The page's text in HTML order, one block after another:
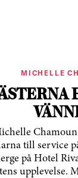
MICHELLE
till service
på Hotel
upp­levelse.